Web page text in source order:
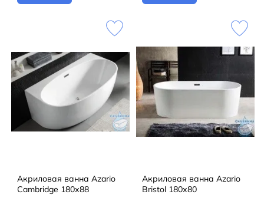
Акриловая ванна Azario
Cambridge 180х88
Акриловая ванна Azario
Bristol 180х80